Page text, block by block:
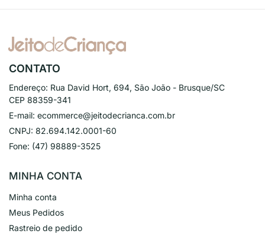
CONTATO
Endereço: Rua David Hort, 694, São João - Brusque/SC
CEP 88359-341
E-mail: ecommerce@jeitodecrianca.com.br
CNPJ: 82.694.142.0001-60
Fone: (47) 98889-3525
MINHA CONTA
Minha conta
Meus Pedidos
Rastreio de pedido